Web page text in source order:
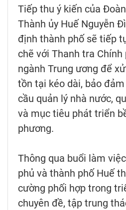
Tiếp thu ý kiến của
Thành ủy Huế Nguyễn
định thành phố sẽ tiếp
chẽ với Thanh tra Chính
ngành Trung ương để
tồn tại kéo dài, bảo
cầu quản lý nhà nước,
và mục tiêu phát triển
phương.
Thông qua buổi làm
phủ và thành phố Huế
cường phối hợp trong
chuyên đề, tập trung